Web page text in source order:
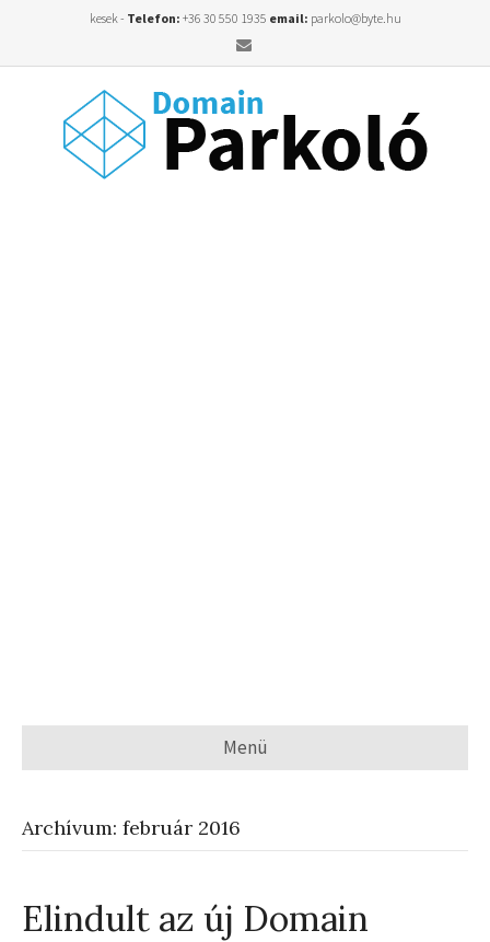
kesek - Telefon: +36 30 550 1935 email: parkolo@byte.hu
Email
Menü
Archívum: február 2016
Elindult az új Domain